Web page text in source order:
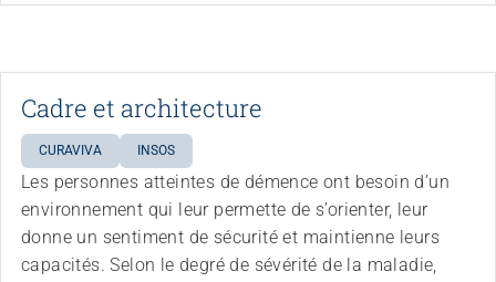
Cadre et architecture
CURAVIVA INSOS
Les personnes atteintes de démence ont besoin d’un
environnement qui leur permette de s’orienter, leur
donne un sentiment de sécurité et maintienne leurs
capacités. Selon le degré de sévérité de la maladie,